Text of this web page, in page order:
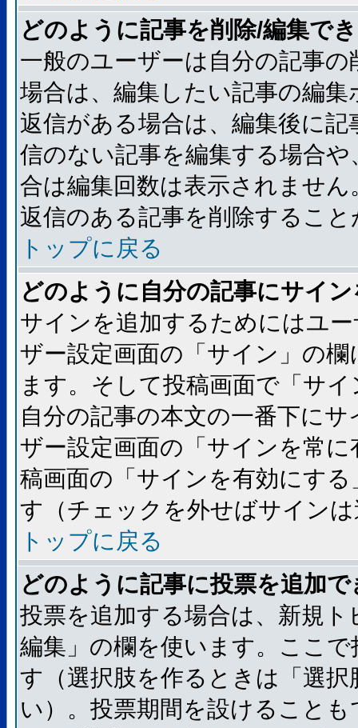
どのように記事を削除/編集で
一般のユーザーは自分の記事
場合は、編集したい記事の編
返信がある場合は、編集後に
信のない記事を編集する場合
合は編集回数は表示されませ
返信のある記事を削除するこ
トップに戻る
どのように自分の記事にサイ
サインを追加するためにはユ
ザー設定画面の「サイン」の
ます。そして投稿画面で「サ
自分の記事の本文の一番下に
ザー設定画面の「サインを常
稿画面の「サインを有効にす
す（チェックを外せばサイン
トップに戻る
どのように記事に投票を追加
投票を追加する場合は、新規
編集」の欄を使います。ここ
す（選択肢を作るときは「選
い）。投票期間を設けること